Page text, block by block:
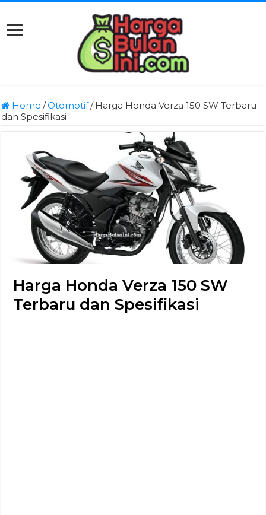
Home /Otomotif/Harga Honda Verza 150 SW Terbaru
dan Spesifikasi
Harga Honda Verza 150 SW
Terbaru dan Spesifikasi